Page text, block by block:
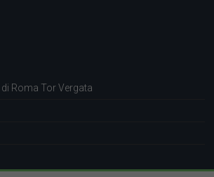
Roma Tor Vergata